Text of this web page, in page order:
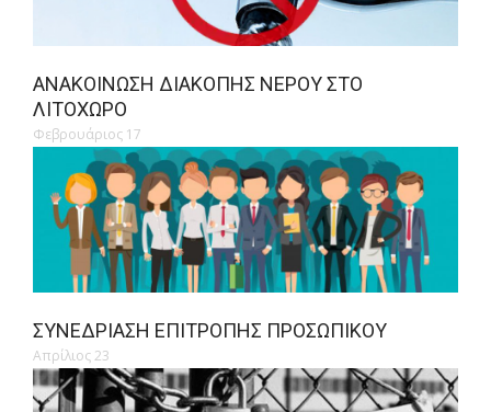
ΑΝΑΚΟΊΝΩΣΗ ΔΙΑΚΟΠΉΣ ΝΕΡΟΎ ΣΤΟ
ΛΙΤΌΧΩΡΟ
Φεβρουάριος 17
ΣΥΝΕΔΡΊΑΣΗ ΕΠΙΤΡΟΠΉΣ ΠΡΟΣΩΠΙΚΟΎ
Απρίλιος 23